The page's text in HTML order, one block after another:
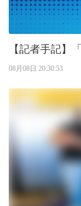
【記者手記】
08月08日 20:30:53